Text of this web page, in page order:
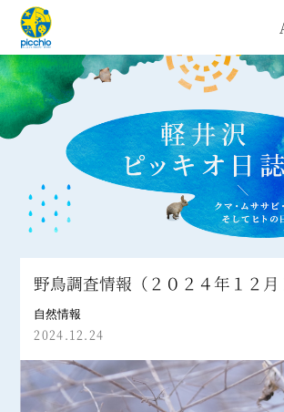
野鳥調査情報（２０２４年１２月
自然情報
2024.12.24